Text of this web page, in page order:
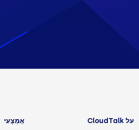
על CloudTalk אֶמְצָעִי